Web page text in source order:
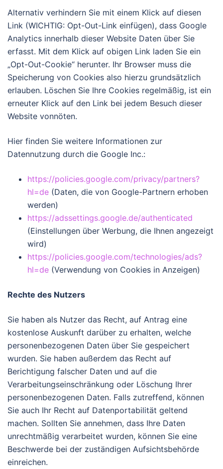
Alternativ verhindern Sie mit einem Klick auf diesen
Link (WICHTIG: Opt-Out-Link einfügen), dass Google
Analytics innerhalb dieser Website Daten über Sie
erfasst. Mit dem Klick auf obigen Link laden Sie ein
„Opt-Out-Cookie“ herunter. Ihr Browser muss die
Speicherung von Cookies also hierzu grundsätzlich
erlauben. Löschen Sie Ihre Cookies regelmäßig, ist ein
erneuter Klick auf den Link bei jedem Besuch dieser
Website vonnöten.
Hier finden Sie weitere Informationen zur
Datennutzung durch die Google Inc.:
https://policies.google.com/privacy/partners?
hl=de (Daten, die von Google-Partnern erhoben
werden)
https://adssettings.google.de/authenticated
(Einstellungen über Werbung, die Ihnen angezeigt
wird)
https://policies.google.com/technologies/ads?
hl=de (Verwendung von Cookies in Anzeigen)
Rechte des Nutzers
Sie haben als Nutzer das Recht, auf Antrag eine
kostenlose Auskunft darüber zu erhalten, welche
personenbezogenen Daten über Sie gespeichert
wurden. Sie haben außerdem das Recht auf
Berichtigung falscher Daten und auf die
Verarbeitungseinschränkung oder Löschung Ihrer
personenbezogenen Daten. Falls zutreffend, können
Sie auch Ihr Recht auf Datenportabilität geltend
machen. Sollten Sie annehmen, dass Ihre Daten
unrechtmäßig verarbeitet wurden, können Sie eine
Beschwerde bei der zuständigen Aufsichtsbehörde
einreichen.